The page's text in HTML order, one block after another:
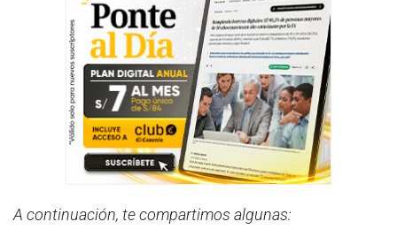
A continuación, te compartimos algunas: